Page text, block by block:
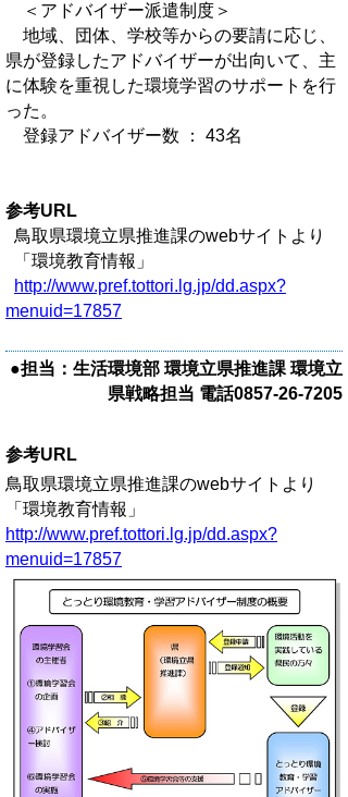
＜アドバイザー派遣制度＞
地域、団体、学校等からの要請に応じ、
県が登録したアドバイザーが出向いて、主
に体験を重視した環境学習のサポートを行
った。
登録アドバイザー数 ： 43名
参考URL
鳥取県環境立県推進課のwebサイトより
「環境教育情報」
http://www.pref.tottori.lg.jp/dd.aspx?
menuid=17857
●担当：生活環境部 環境立県推進課 環境立
県戦略担当 電話0857-26-7205
参考URL
鳥取県環境立県推進課のwebサイトより
「環境教育情報」
http://www.pref.tottori.lg.jp/dd.aspx?
menuid=17857